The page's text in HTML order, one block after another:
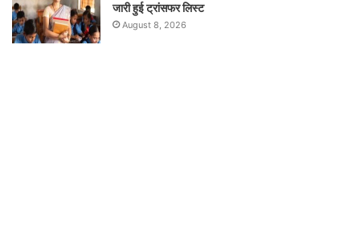
जारी हुई ट्रांसफर लिस्ट
August 8, 2026